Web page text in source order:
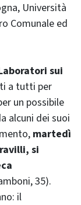
Università
Comunale ed
sui
a tutti per
un possibile
alcuni dei suoi
martedì
si
35).
il